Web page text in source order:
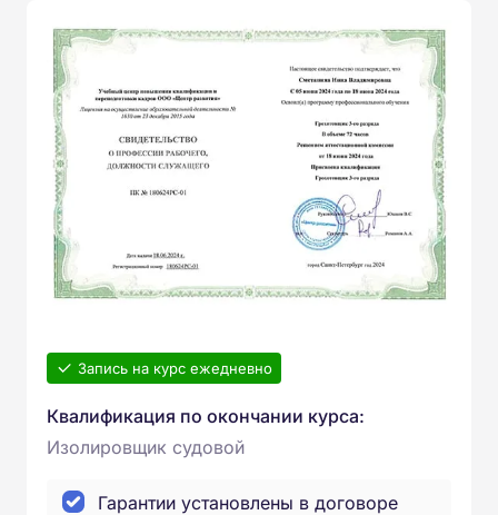
Запись на курс ежедневно
Квалификация по окончании курса:
Изолировщик судовой
Гарантии установлены в договоре